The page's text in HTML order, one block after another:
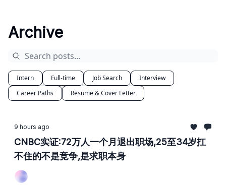
Archive
Intern Full-time Job Search
Interview
Career Paths
Resume & Cover Letter
9 hours ago
CNBC实证:72万人一个月退出职场,25至34岁扛
不住的不是竞争,是求职本身